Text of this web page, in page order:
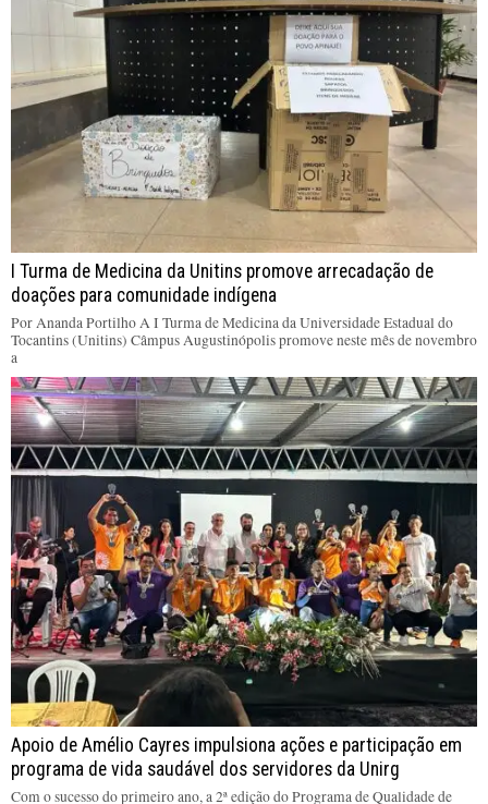
I Turma de Medicina da Unitins promove arrecadação de
doações para comunidade indígena
Por Ananda Portilho A I Turma de Medicina da Universidade Estadual do
Tocantins (Unitins) Câmpus Augustinópolis promove neste mês de novembro
a
Apoio de Amélio Cayres impulsiona ações e participação em
programa de vida saudável dos servidores da Unirg
Com o sucesso do primeiro ano, a 2ª edição do Programa de Qualidade de